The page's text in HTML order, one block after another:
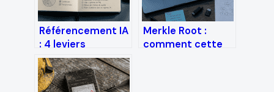
Référencement IA
: 4 leviers
concrets pour
augmenter vos
citations de 40%
Merkle Root :
comment cette